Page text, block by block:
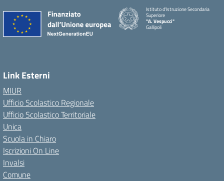
Istituto d'Istruzione Secondaria
Superiore
"A. Vespucci"
Gallipoli
Link Esterni
MIUR
Ufficio Scolastico Regionale
Ufficio Scolastico Territoriale
Unica
Scuola in Chiaro
Iscrizioni On Line
Invalsi
Comune